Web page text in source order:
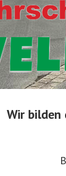
Wir bilden